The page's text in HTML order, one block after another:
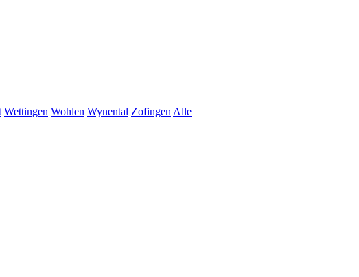
Wettingen Wohlen Wynental Zofingen Alle